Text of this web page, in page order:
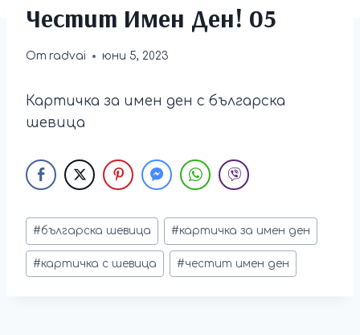
Честит Имен Ден! 05
От radvai юни 5, 2023
Картичка за имен ден с българска
шевица
#българска шевица #картичка за имен ден
#картичка с шевица #честит имен ден